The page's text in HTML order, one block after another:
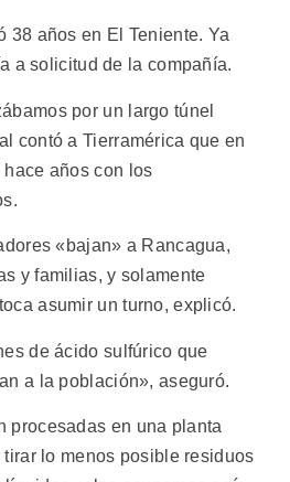
38 años en El Teniente. Ya
a solicitud de la compañía.
por un largo túnel
contó a Tierramérica que en
hace años con los
«bajan» a Rancagua,
y familias, y solamente
asumir un turno, explicó.
de ácido sulfúrico que
a la población», aseguró.
procesadas en una planta
lo menos posible residuos